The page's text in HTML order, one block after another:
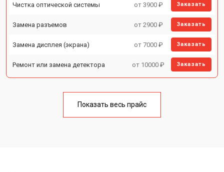
Чистка оптической системы от 3900 ₽ Заказать
Замена разъемов от 2900 ₽ Заказать
Замена дисплея (экрана) от 7000 ₽ Заказать
Ремонт или замена детектора от 10000 ₽ Заказать
Показать весь прайс